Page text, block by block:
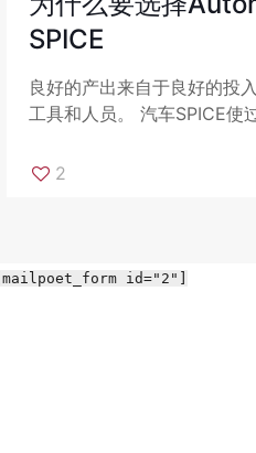
SPICE
良好的产出来自于良好的投
工具和人员。 汽车SPICE使
2
[mailpoet_form id="2"]